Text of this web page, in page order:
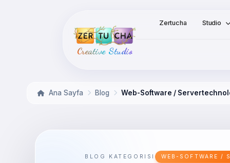
Creative Studio
Zertucha Studio
Ana Sayfa Blog Web-Software /
BLOG KATEGORISI WEB-SOFTWARE /